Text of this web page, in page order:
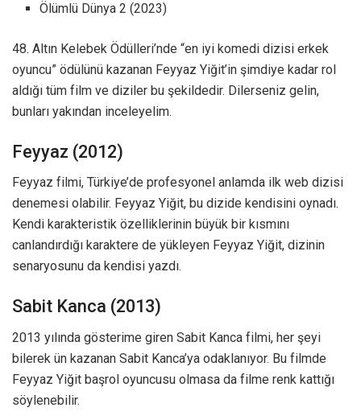
Ölümlü Dünya 2 (2023)
48. Altın Kelebek Ödülleri’nde “en iyi komedi dizisi erkek
oyuncu” ödülünü kazanan Feyyaz Yiğit’in şimdiye kadar rol
aldığı tüm film ve diziler bu şekildedir. Dilerseniz gelin,
bunları yakından inceleyelim.
Feyyaz (2012)
Feyyaz filmi, Türkiye’de profesyonel anlamda ilk web dizisi
denemesi olabilir. Feyyaz Yiğit, bu dizide kendisini oynadı.
Kendi karakteristik özelliklerinin büyük bir kısmını
canlandırdığı karaktere de yükleyen Feyyaz Yiğit, dizinin
senaryosunu da kendisi yazdı.
Sabit Kanca (2013)
2013 yılında gösterime giren Sabit Kanca filmi, her şeyi
bilerek ün kazanan Sabit Kanca’ya odaklanıyor. Bu filmde
Feyyaz Yiğit başrol oyuncusu olmasa da filme renk kattığı
söylenebilir.